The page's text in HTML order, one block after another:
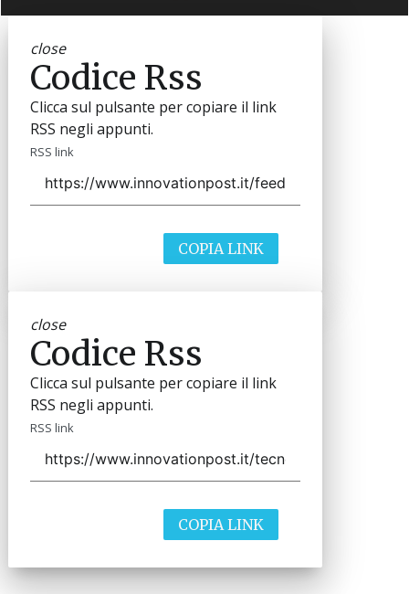
close
Codice Rss
Clicca sul pulsante per copiare il link
RSS negli appunti.
RSS link
COPIA LINK
close
Codice Rss
Clicca sul pulsante per copiare il link
RSS negli appunti.
RSS link
COPIA LINK